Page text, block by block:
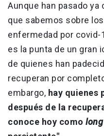
Aunque han pasado ya
que sabemos sobre
enfermedad por
es la punta de un gran
de quienes han
recuperan por
embargo, hay quienes
después de la
conoce hoy como